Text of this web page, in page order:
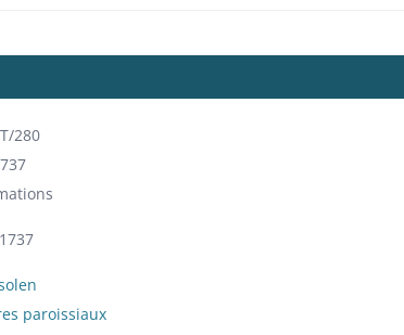
280
paroissiaux